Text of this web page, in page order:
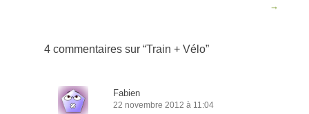
→
4 commentaires sur “Train + Vélo”
Fabien
22 novembre 2012 à 11:04